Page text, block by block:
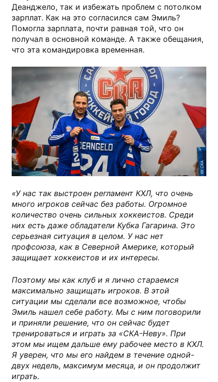
Деанджело, так и избежать проблем с потолком
зарплат. Как на это согласился сам Эмиль?
Помогла зарплата, почти равная той, что он
получал в основной команде. А также обещания,
что эта командировка временная.
ХК СКА
«У нас так выстроен регламент КХЛ, что очень
много игроков сейчас без работы. Огромное
количество очень сильных хоккеистов. Среди
них есть даже обладатели Кубка Гагарина. Это
серьезная ситуация в целом. У нас нет
профсоюза, как в Северной Америке, который
защищает хоккеистов и их интересы.
Поэтому мы как клуб и я лично стараемся
максимально защищать игроков. В этой
ситуации мы сделали все возможное, чтобы
Эмиль нашел себе работу. Мы с ним поговорили
и приняли решение, что он сейчас будет
тренироваться и играть за «СКА-Неву». При
этом мы ищем дальше ему рабочее место в КХЛ.
Я уверен, что мы его найдем в течение одной-
двух недель, максимум месяца, и он продолжит
играть.